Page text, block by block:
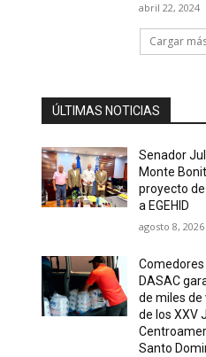
abril 22, 2024
Cargar
ÚLTIMAS NOTICIAS
Senador
Monte
proyecto
a EGEHID
agosto 8, 2026
DASAC
de miles de
de los XXV
Santo